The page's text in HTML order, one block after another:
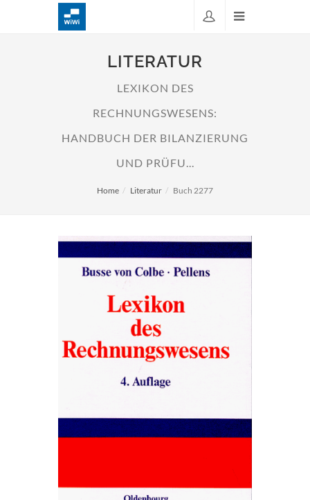
LITERATUR
LEXIKON DES
RECHNUNGSWESENS:
HANDBUCH DER BILANZIERUNG
UND PRÜFU...
Home Literatur Buch 2277